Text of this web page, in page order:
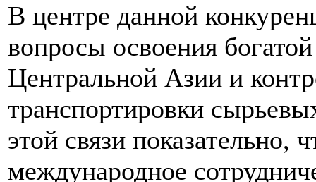
В центре данной
вопросы освоения
Центральной Азии и
транспортировки
этой связи показательно,
международное